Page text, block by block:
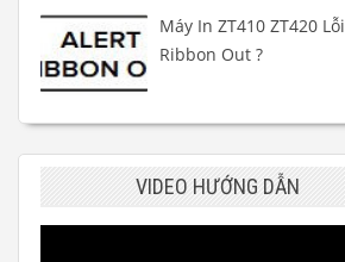
Máy In ZT410 ZT420 Lỗi
Ribbon Out ?
VIDEO HƯỚNG DẪN